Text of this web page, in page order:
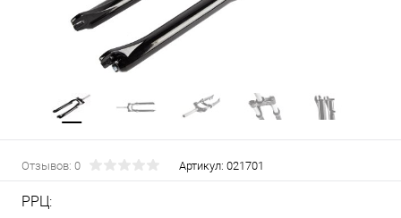
Отзывов: 0 Артикул: 021701
РРЦ: